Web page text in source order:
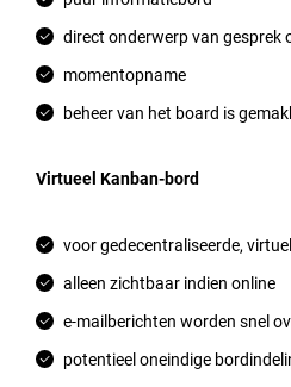
direct onderwerp van gesprek
momentopname
beheer van het board is
Virtueel Kanban-bord
voor gedecentraliseerde,
alleen zichtbaar indien online
e-mailberichten worden snel
potentieel oneindige